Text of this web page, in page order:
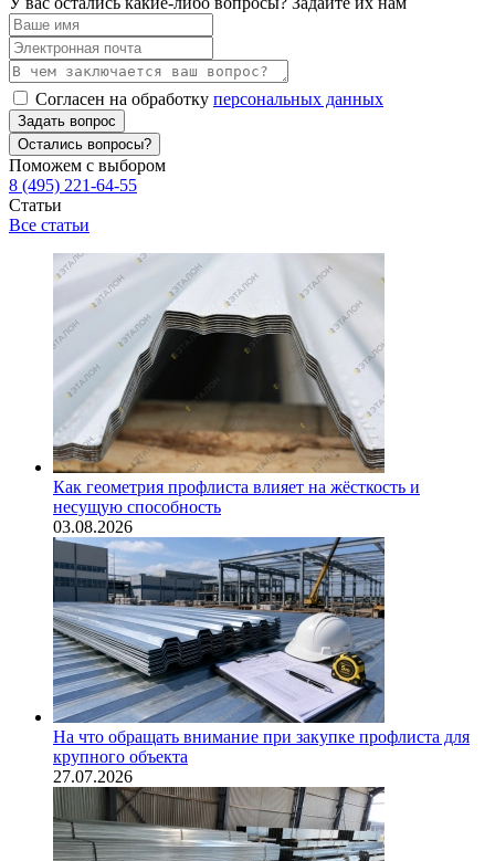
Согласен на обработку персональных данных
Задать вопрос
Остались вопросы?
Поможем с выбором
8 (495) 221-64-55
Статьи
Все статьи
Как геометрия профлиста влияет на жёсткость и
несущую способность
03.08.2026
На что обращать внимание при закупке профлиста для
крупного объекта
27.07.2026